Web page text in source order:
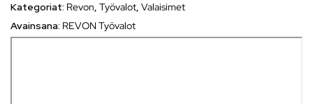
Kategoriat: Revon, Työvalot, Valaisimet
Avainsana: REVON Työvalot